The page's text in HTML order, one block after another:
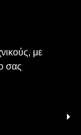
με
σας